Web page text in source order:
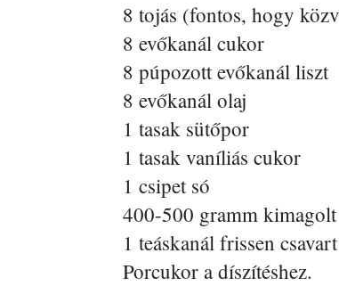
8 tojás (fontos, hogy
8 evőkanál cukor
8 púpozott evőkanál liszt
8 evőkanál olaj
1 tasak sütőpor
1 tasak vaníliás cukor
1 csipet só
400-500 gramm
1 teáskanál frissen
Porcukor a díszítéshez.